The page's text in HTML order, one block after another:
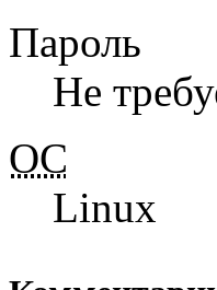
Пароль
Не
ОС
Linux